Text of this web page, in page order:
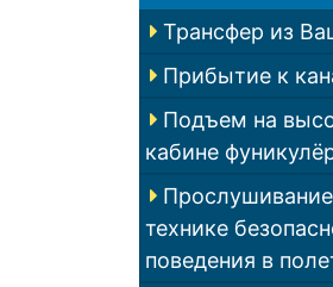
Трансфер из
Прибытие к
Подъем на
кабине
технике
поведения в